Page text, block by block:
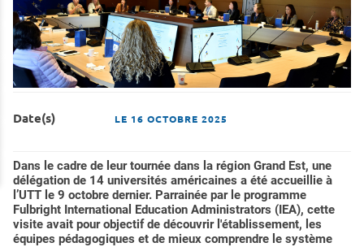
Date(s) LE 16 OCTOBRE 2025
Dans le cadre de leur tournée dans la région Grand Est, une
délégation de 14 universités américaines a été accueillie à
l’UTT le 9 octobre dernier. Parrainée par le programme
Fulbright International Education Administrators (IEA), cette
visite avait pour objectif de découvrir l'établissement, les
équipes pédagogiques et de mieux comprendre le système